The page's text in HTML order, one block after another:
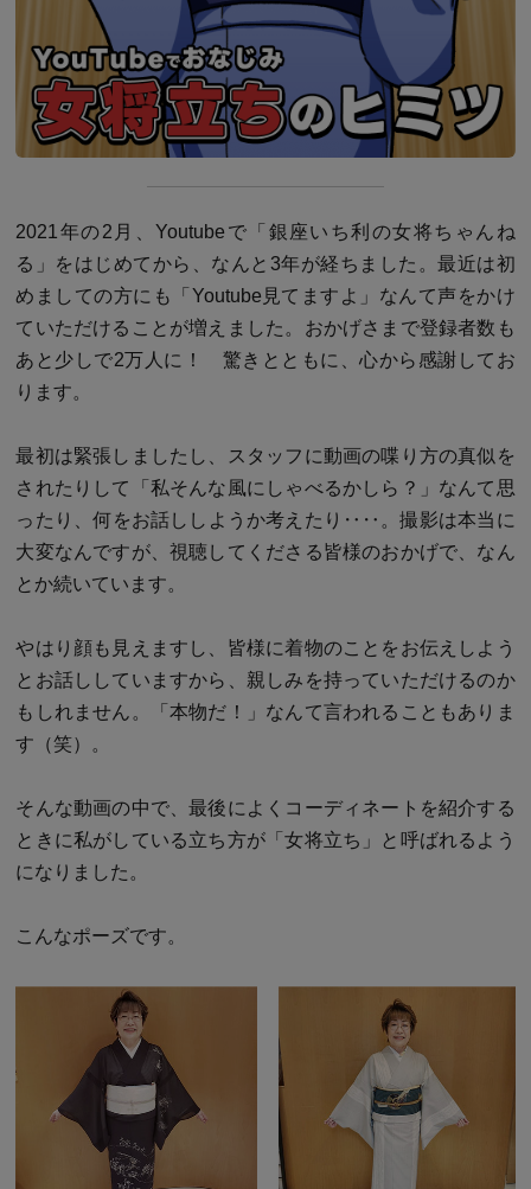
2021年の2月、Youtubeで「銀座いち利の女将ちゃんね
る」をはじめてから、なんと3年が経ちました。最近は初
めましての方にも「Youtube見てますよ」なんて声をかけ
ていただけることが増えました。おかげさまで登録者数も
あと少しで2万人に！ 驚きとともに、心から感謝してお
ります。
最初は緊張しましたし、スタッフに動画の喋り方の真似を
されたりして「私そんな風にしゃべるかしら？」なんて思
ったり、何をお話ししようか考えたり‥‥。撮影は本当に
大変なんですが、視聴してくださる皆様のおかげで、なん
とか続いています。
やはり顔も見えますし、皆様に着物のことをお伝えしよう
とお話ししていますから、親しみを持っていただけるのか
もしれません。「本物だ！」なんて言われることもありま
す（笑）。
そんな動画の中で、最後によくコーディネートを紹介する
ときに私がしている立ち方が「女将立ち」と呼ばれるよう
になりました。
こんなポーズです。